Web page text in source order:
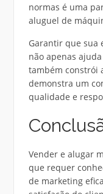
normas é uma
aluguel de
Garantir que sua
não apenas
também constrói
demonstra um
qualidade e
Vender e alugar
que requer
de marketing